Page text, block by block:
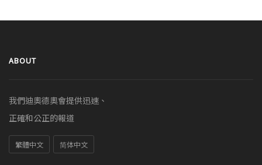
ABOUT
我們迪奧德奧會提供迅速、
正確和公正的報道
繁體中文 简体中文